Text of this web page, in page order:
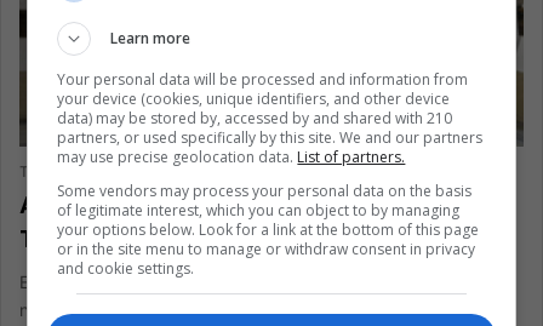
ANÁLISIS
The Latin American Post Staff December 31, 2024
América Latina 2024: Reflexiones sobre
Triunfos y Desafíos
En 2024, América Latina experimentó cambios significativos:
nuevos acuerdos comerciales, importantes transformaciones
Learn more
Your personal data will be processed and information from
your device (cookies, unique identifiers, and other device
data) may be stored by, accessed by and shared with 210
partners, or used specifically by this site. We and our partners
may use precise geolocation data. List of partners.
Some vendors may process your personal data on the basis
of legitimate interest, which you can object to by managing
your options below. Look for a link at the bottom of this page
or in the site menu to manage or withdraw consent in privacy
and cookie settings.